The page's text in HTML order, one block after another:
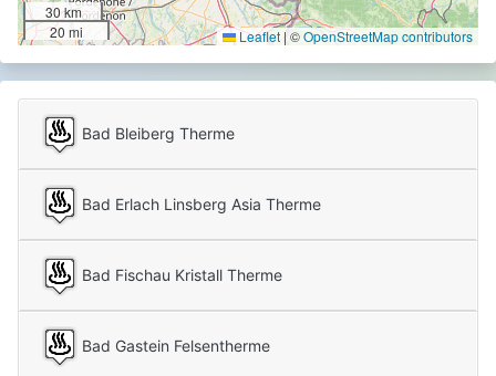
30 km
20 mi
Leaflet | ©OpenStreetMap contributors
Bad Bleiberg Therme
Bad Erlach Linsberg Asia Therme
Bad Fischau Kristall Therme
Bad Gastein Felsentherme